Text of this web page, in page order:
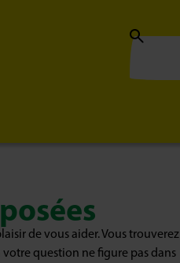
de vous aider. Vous trouverez
votre question ne figure pas dans